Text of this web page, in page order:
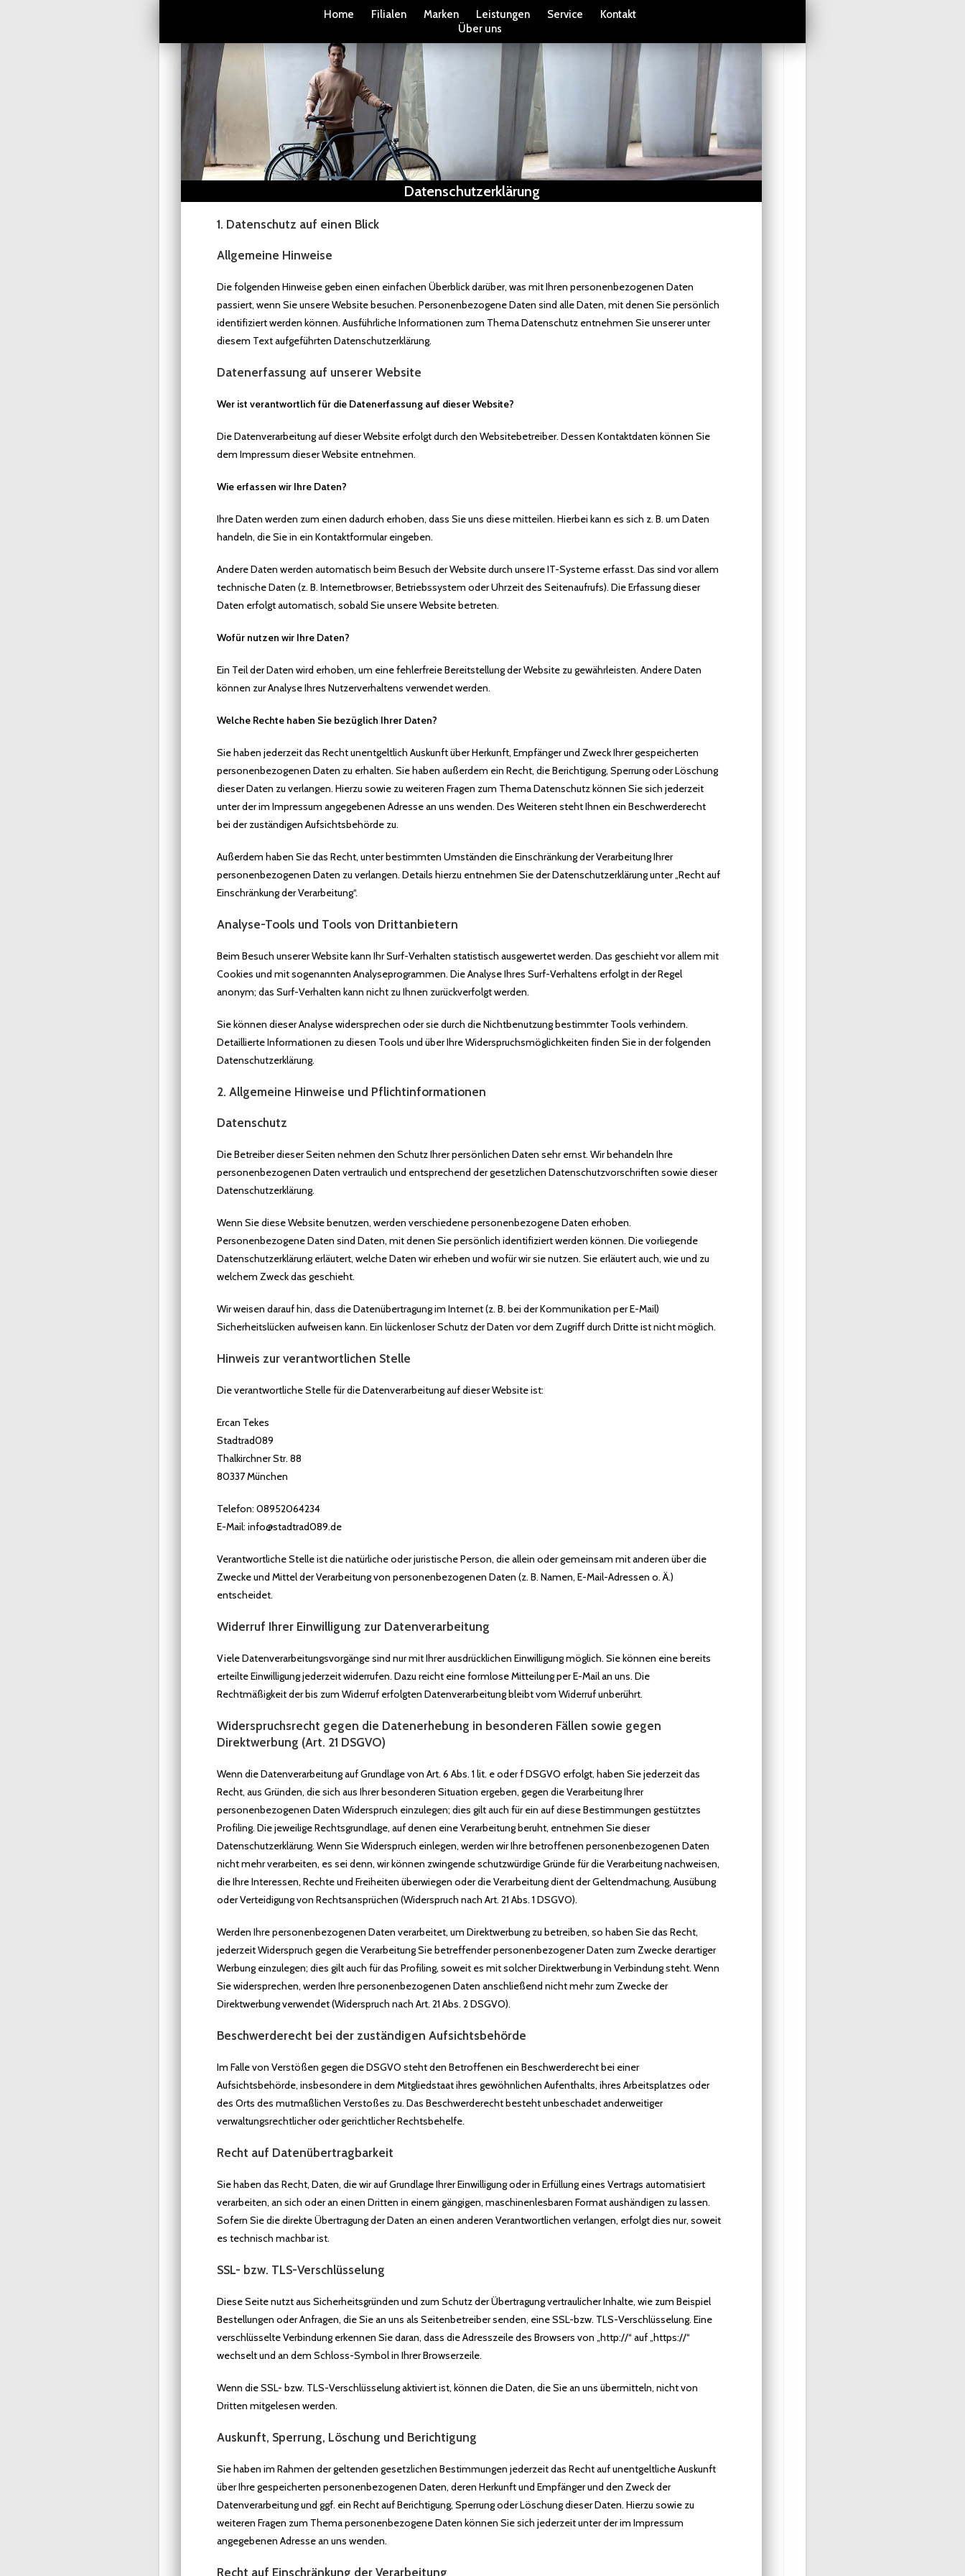
Home Filialen Marken Leistungen Service
Kontakt
Über uns
Datenschutzerklärung
1. Datenschutz auf einen Blick
Allgemeine Hinweise
Die folgenden Hinweise geben einen einfachen Überblick darüber, was mit Ihren personenbezogenen Daten
passiert, wenn Sie unsere Website besuchen. Personenbezogene Daten sind alle Daten, mit denen Sie persönlich
identifiziert werden können. Ausführliche Informationen zum Thema Datenschutz entnehmen Sie unserer unter
diesem Text aufgeführten Datenschutzerklärung.
Datenerfassung auf unserer Website
Wer ist verantwortlich für die Datenerfassung auf dieser Website?
Die Datenverarbeitung auf dieser Website erfolgt durch den Websitebetreiber. Dessen Kontaktdaten können Sie
dem Impressum dieser Website entnehmen.
Wie erfassen wir Ihre Daten?
Ihre Daten werden zum einen dadurch erhoben, dass Sie uns diese mitteilen. Hierbei kann es sich z. B. um Daten
handeln, die Sie in ein Kontaktformular eingeben.
Andere Daten werden automatisch beim Besuch der Website durch unsere IT-Systeme erfasst. Das sind vor allem
technische Daten (z. B. Internetbrowser, Betriebssystem oder Uhrzeit des Seitenaufrufs). Die Erfassung dieser
Daten erfolgt automatisch, sobald Sie unsere Website betreten.
Wofür nutzen wir Ihre Daten?
Ein Teil der Daten wird erhoben, um eine fehlerfreie Bereitstellung der Website zu gewährleisten. Andere Daten
können zur Analyse Ihres Nutzerverhaltens verwendet werden.
Welche Rechte haben Sie bezüglich Ihrer Daten?
Sie haben jederzeit das Recht unentgeltlich Auskunft über Herkunft, Empfänger und Zweck Ihrer gespeicherten
personenbezogenen Daten zu erhalten. Sie haben außerdem ein Recht, die Berichtigung, Sperrung oder Löschung
dieser Daten zu verlangen. Hierzu sowie zu weiteren Fragen zum Thema Datenschutz können Sie sich jederzeit
unter der im Impressum angegebenen Adresse an uns wenden. Des Weiteren steht Ihnen ein Beschwerderecht
bei der zuständigen Aufsichtsbehörde zu.
Außerdem haben Sie das Recht, unter bestimmten Umständen die Einschränkung der Verarbeitung Ihrer
personenbezogenen Daten zu verlangen. Details hierzu entnehmen Sie der Datenschutzerklärung unter „Recht auf
Einschränkung der Verarbeitung“.
Analyse-Tools und Tools von Drittanbietern
Beim Besuch unserer Website kann Ihr Surf-Verhalten statistisch ausgewertet werden. Das geschieht vor allem mit
Cookies und mit sogenannten Analyseprogrammen. Die Analyse Ihres Surf-Verhaltens erfolgt in der Regel
anonym; das Surf-Verhalten kann nicht zu Ihnen zurückverfolgt werden.
Sie können dieser Analyse widersprechen oder sie durch die Nichtbenutzung bestimmter Tools verhindern.
Detaillierte Informationen zu diesen Tools und über Ihre Widerspruchsmöglichkeiten finden Sie in der folgenden
Datenschutzerklärung.
2. Allgemeine Hinweise und Pflichtinformationen
Datenschutz
Die Betreiber dieser Seiten nehmen den Schutz Ihrer persönlichen Daten sehr ernst. Wir behandeln Ihre
personenbezogenen Daten vertraulich und entsprechend der gesetzlichen Datenschutzvorschriften sowie dieser
Datenschutzerklärung.
Wenn Sie diese Website benutzen, werden verschiedene personenbezogene Daten erhoben.
Personenbezogene Daten sind Daten, mit denen Sie persönlich identifiziert werden können. Die vorliegende
Datenschutzerklärung erläutert, welche Daten wir erheben und wofür wir sie nutzen. Sie erläutert auch, wie und zu
welchem Zweck das geschieht.
Wir weisen darauf hin, dass die Datenübertragung im Internet (z. B. bei der Kommunikation per E-Mail)
Sicherheitslücken aufweisen kann. Ein lückenloser Schutz der Daten vor dem Zugriff durch Dritte ist nicht möglich.
Hinweis zur verantwortlichen Stelle
Die verantwortliche Stelle für die Datenverarbeitung auf dieser Website ist:
Ercan Tekes
Stadtrad089
Thalkirchner Str. 88
80337 München
Telefon: 08952064234
E-Mail: info@stadtrad089.de
Verantwortliche Stelle ist die natürliche oder juristische Person, die allein oder gemeinsam mit anderen über die
Zwecke und Mittel der Verarbeitung von personenbezogenen Daten (z. B. Namen, E-Mail-Adressen o. Ä.)
entscheidet.
Widerruf Ihrer Einwilligung zur Datenverarbeitung
Viele Datenverarbeitungsvorgänge sind nur mit Ihrer ausdrücklichen Einwilligung möglich. Sie können eine bereits
erteilte Einwilligung jederzeit widerrufen. Dazu reicht eine formlose Mitteilung per E-Mail an uns. Die
Rechtmäßigkeit der bis zum Widerruf erfolgten Datenverarbeitung bleibt vom Widerruf unberührt.
Widerspruchsrecht gegen die Datenerhebung in besonderen Fällen sowie gegen
Direktwerbung (Art. 21 DSGVO)
Wenn die Datenverarbeitung auf Grundlage von Art. 6 Abs. 1 lit. e oder f DSGVO erfolgt, haben Sie jederzeit das
Recht, aus Gründen, die sich aus Ihrer besonderen Situation ergeben, gegen die Verarbeitung Ihrer
personenbezogenen Daten Widerspruch einzulegen; dies gilt auch für ein auf diese Bestimmungen gestütztes
Profiling. Die jeweilige Rechtsgrundlage, auf denen eine Verarbeitung beruht, entnehmen Sie dieser
Datenschutzerklärung. Wenn Sie Widerspruch einlegen, werden wir Ihre betroffenen personenbezogenen Daten
nicht mehr verarbeiten, es sei denn, wir können zwingende schutzwürdige Gründe für die Verarbeitung nachweisen,
die Ihre Interessen, Rechte und Freiheiten überwiegen oder die Verarbeitung dient der Geltendmachung, Ausübung
oder Verteidigung von Rechtsansprüchen (Widerspruch nach Art. 21 Abs. 1 DSGVO).
Werden Ihre personenbezogenen Daten verarbeitet, um Direktwerbung zu betreiben, so haben Sie das Recht,
jederzeit Widerspruch gegen die Verarbeitung Sie betreffender personenbezogener Daten zum Zwecke derartiger
Werbung einzulegen; dies gilt auch für das Profiling, soweit es mit solcher Direktwerbung in Verbindung steht. Wenn
Sie widersprechen, werden Ihre personenbezogenen Daten anschließend nicht mehr zum Zwecke der
Direktwerbung verwendet (Widerspruch nach Art. 21 Abs. 2 DSGVO).
Beschwerderecht bei der zuständigen Aufsichtsbehörde
Im Falle von Verstößen gegen die DSGVO steht den Betroffenen ein Beschwerderecht bei einer
Aufsichtsbehörde, insbesondere in dem Mitgliedstaat ihres gewöhnlichen Aufenthalts, ihres Arbeitsplatzes oder
des Orts des mutmaßlichen Verstoßes zu. Das Beschwerderecht besteht unbeschadet anderweitiger
verwaltungsrechtlicher oder gerichtlicher Rechtsbehelfe.
Recht auf Datenübertragbarkeit
Sie haben das Recht, Daten, die wir auf Grundlage Ihrer Einwilligung oder in Erfüllung eines Vertrags automatisiert
verarbeiten, an sich oder an einen Dritten in einem gängigen, maschinenlesbaren Format aushändigen zu lassen.
Sofern Sie die direkte Übertragung der Daten an einen anderen Verantwortlichen verlangen, erfolgt dies nur, soweit
es technisch machbar ist.
SSL- bzw. TLS-Verschlüsselung
Diese Seite nutzt aus Sicherheitsgründen und zum Schutz der Übertragung vertraulicher Inhalte, wie zum Beispiel
Bestellungen oder Anfragen, die Sie an uns als Seitenbetreiber senden, eine SSL-bzw. TLS-Verschlüsselung. Eine
verschlüsselte Verbindung erkennen Sie daran, dass die Adresszeile des Browsers von „http://“ auf „https://“
wechselt und an dem Schloss-Symbol in Ihrer Browserzeile.
Wenn die SSL- bzw. TLS-Verschlüsselung aktiviert ist, können die Daten, die Sie an uns übermitteln, nicht von
Dritten mitgelesen werden.
Auskunft, Sperrung, Löschung und Berichtigung
Sie haben im Rahmen der geltenden gesetzlichen Bestimmungen jederzeit das Recht auf unentgeltliche Auskunft
über Ihre gespeicherten personenbezogenen Daten, deren Herkunft und Empfänger und den Zweck der
Datenverarbeitung und ggf. ein Recht auf Berichtigung, Sperrung oder Löschung dieser Daten. Hierzu sowie zu
weiteren Fragen zum Thema personenbezogene Daten können Sie sich jederzeit unter der im Impressum
angegebenen Adresse an uns wenden.
Recht auf Einschränkung der Verarbeitung